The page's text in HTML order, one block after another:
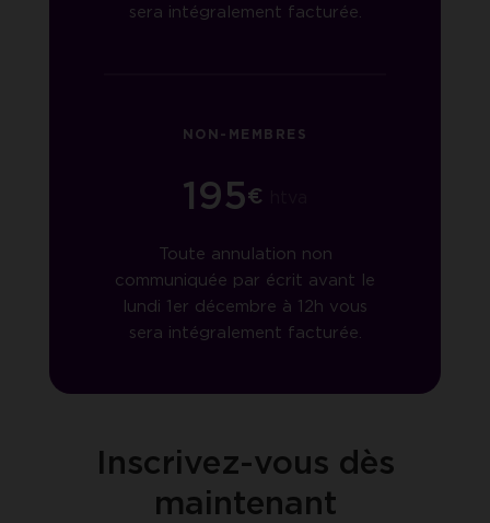
sera intégralement facturée.
NON-MEMBRES
195€
Toute annulation non
communiquée par écrit avant le
lundi 1er décembre à 12h vous
sera intégralement facturée.
Inscrivez-vous dès
maintenant